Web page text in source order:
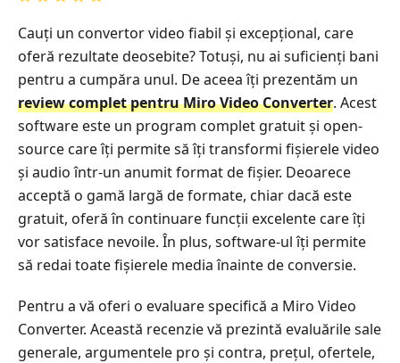
Cauți un convertor video fiabil și excepțional, care
oferă rezultate deosebite? Totuși, nu ai suficienți bani
pentru a cumpăra unul. De aceea îți prezentăm un
review complet pentru Miro Video Converter. Acest
software este un program complet gratuit și open-
source care îți permite să îți transformi fișierele video
și audio într-un anumit format de fișier. Deoarece
acceptă o gamă largă de formate, chiar dacă este
gratuit, oferă în continuare funcții excelente care îți
vor satisface nevoile. În plus, software-ul îți permite
să redai toate fișierele media înainte de conversie.
Pentru a vă oferi o evaluare specifică a Miro Video
Converter. Această recenzie vă prezintă evaluările sale
generale, argumentele pro și contra, prețul, ofertele,